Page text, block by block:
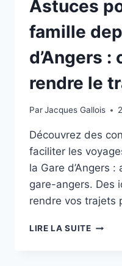
Astuces
famille
d’Angers
rendre le
ParJacques Gallois
Découvrez des
faciliter les
la Gare d’Angers
gare-angers. Des
rendre vos trajets
LIRE LA SUITE